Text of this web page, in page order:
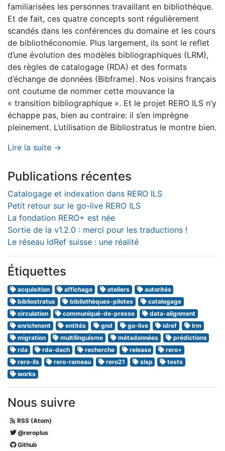
familiarisées les personnes travaillant en bibliothèque.
Et de fait, ces quatre concepts sont régulièrement
scandés dans les conférences du domaine et les cours
de bibliothéconomie. Plus largement, ils sont le reflet
d’une évolution des modèles bibliographiques (LRM),
des règles de catalogage (RDA) et des formats
d’échange de données (Bibframe). Nos voisins français
ont coutume de nommer cette mouvance la
« transition bibliographique ». Et le projet RERO ILS n’y
échappe pas, bien au contraire: il s’en imprègne
pleinement. L’utilisation de Bibliostratus le montre bien.
Lire la suite →
Publications récentes
Catalogage et indexation dans RERO ILS
Petit retour sur le go-live RERO ILS
La fondation RERO+ est née
Sortie de la v1.2.0 : merci pour les traductions !
Le réseau IdRef suisse : une réalité
Étiquettes
acquisition affichage ateliers
autorités
bibliostratus
bibliothèques-pilotes
catalogage
circulation
communiqué-de-presse
data-alignment
enrichment
entités gnd go-live idref
lrm
migration
multilinguisme métadonnées
prédictions
rda
rda-dach recherche release
rero+
rero-ils
rero-rameau rero21 slsp
tests
works
Nous suivre
RSS (Atom)
@reroplus
Github